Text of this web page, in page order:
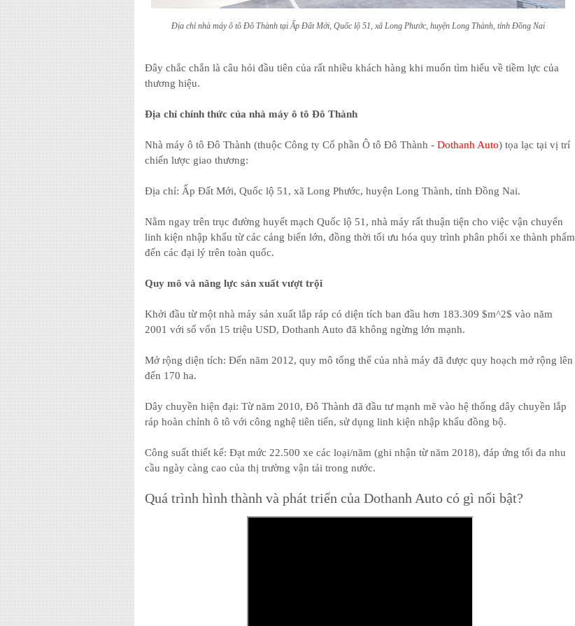
Địa chỉ nhà máy ô tô Đô Thành tạiẤp Đất Mới, Quốc lộ 51, xã Long Phước, huyện Long Thành, tỉnh Đồng Nai
Đây chắc chắn là câu hỏi đầu tiên của rất nhiều khách hàng khi muốn tìm hiểu về tiềm lực của
thương hiệu.
Địa chỉ chính thức của nhà máy ô tô Đô Thành
Nhà máy ô tô Đô Thành (thuộc Công ty Cổ phần Ô tô Đô Thành - Dothanh Auto) tọa lạc tại vị trí
chiến lược giao thương:
Địa chỉ: Ấp Đất Mới, Quốc lộ 51, xã Long Phước, huyện Long Thành, tỉnh Đồng Nai.
Nằm ngay trên trục đường huyết mạch Quốc lộ 51, nhà máy rất thuận tiện cho việc vận chuyển
linh kiện nhập khẩu từ các cảng biển lớn, đồng thời tối ưu hóa quy trình phân phối xe thành phẩm
đến các đại lý trên toàn quốc.
Quy mô và năng lực sản xuất vượt trội
Khởi đầu từ một nhà máy sản xuất lắp ráp có diện tích ban đầu hơn 183.309 $m^2$ vào năm
2001 với số vốn 15 triệu USD, Dothanh Auto đã không ngừng lớn mạnh.
Mở rộng diện tích: Đến năm 2012, quy mô tổng thể của nhà máy đã được quy hoạch mở rộng lên
đến 170 ha.
Dây chuyền hiện đại: Từ năm 2010, Đô Thành đã đầu tư mạnh mẽ vào hệ thống dây chuyền lắp
ráp hoàn chỉnh ô tô với công nghệ tiên tiến, sử dụng linh kiện nhập khẩu đồng bộ.
Công suất thiết kế: Đạt mức 22.500 xe các loại/năm (ghi nhận từ năm 2018), đáp ứng tối đa nhu
cầu ngày càng cao của thị trường vận tải trong nước.
Quá trình hình thành và phát triển của Dothanh Auto có gì nổi bật?